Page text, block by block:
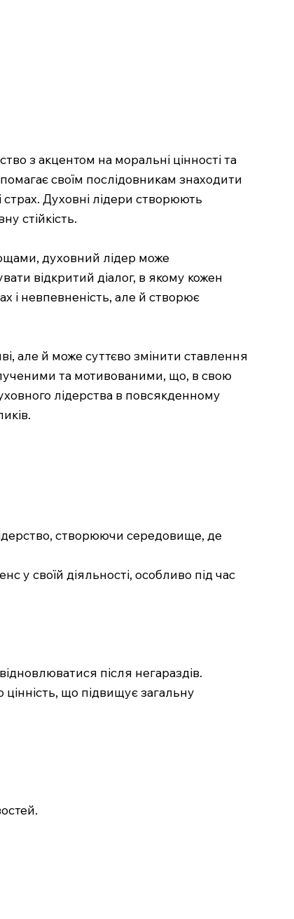
з акцентом на моральні цінності та
своїм послідовникам знаходити
Духовні лідери створюють
стійкість.
духовний лідер може
відкритий діалог, в якому кожен
і невпевненість, але й створює
але й може суттєво змінити ставлення
та мотивованими, що, в свою
лідерства в повсякденному
створюючи середовище, де
у своїй діяльності, особливо під час
після негараздів.
що підвищує загальну